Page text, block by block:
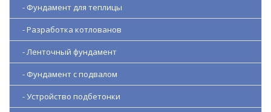
- Фундамент для теплицы
- Разработка котлованов
- Ленточный фундамент
- Фундамент с подвалом
- Устройство подбетонки